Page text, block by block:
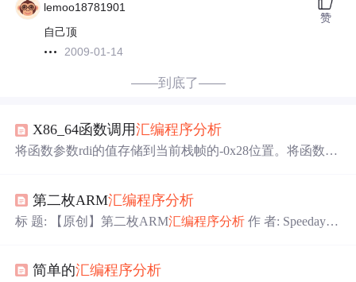
lemoo18781901
自己顶
2009-01-14
赞
——到底了——
X86_64函数调用汇编程序分析
将函数参数rdi的值存储到当前栈帧的-0x28位置。将函数参
值加载到寄存器rax中。将当前栈帧的-0x10位置的值加载到
寄存器rax中。将当前栈帧的-0x10位置的值加载到寄存器rd
x的值存储到当前栈帧的-0x20位置。
第二枚ARM汇编程序分析
标 题: 【原创】第二枚ARM汇编程序分析 作 者: Speeday
e，好像还挺 受欢迎的，但是由于.o文件无法由安卓程序调
简单的汇编程序分析